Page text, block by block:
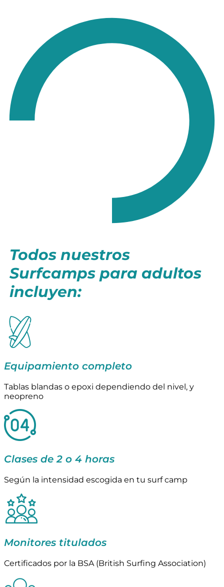
Todos nuestros
Surfcamps para adultos
incluyen:
Equipamiento completo
Tablas blandas o epoxi dependiendo del nivel, y
neopreno
Clases de 2 o 4 horas
Según la intensidad escogida en tu surf camp
Monitores titulados
Certificados por la BSA (British Surfing Association)